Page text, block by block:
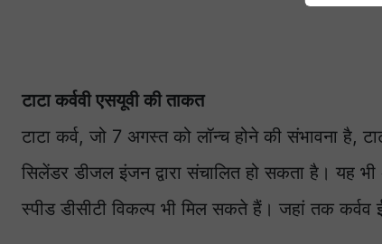
टाटा कर्ववी एसयूवी की ताकत
टाटा कर्व, जो 7 अगस्त को लॉन्च होने की संभावना है,
सिलेंडर डीजल इंजन द्वारा संचालित हो सकता है। यह
स्पीड डीसीटी विकल्प भी मिल सकते हैं। जहां तक